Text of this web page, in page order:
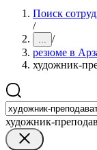
Поиск
/
... /
резюме в
художник-
художник-